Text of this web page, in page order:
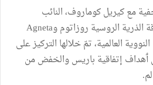
معكيريلكوماروف،النائب
الذرية الروسية روزاتوموAgneta
النووية العالمية،تمّخلالها التركيزعلى
ٲهداف إتفاقية باريسوالخفضمن
.